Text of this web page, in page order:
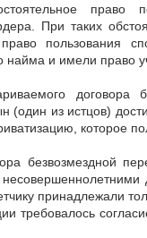
право
При таких
пользования
найма и имели право
договора
(один из истцов)
которое
безвозмездной
принадлежали
требовалось